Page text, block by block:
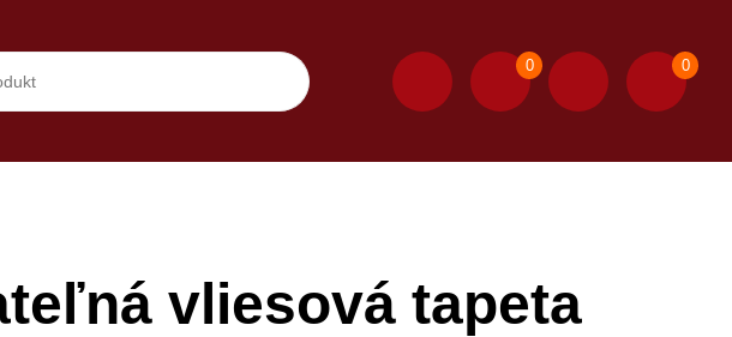
0 0
vliesová tapeta